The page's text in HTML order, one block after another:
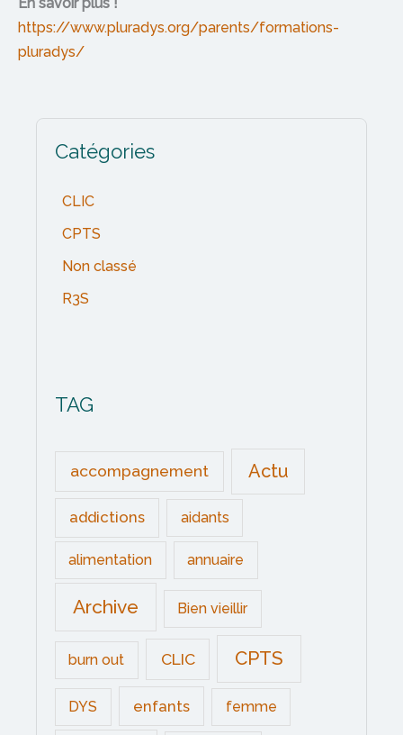
En savoir plus !
https://www.pluradys.org/parents/formations-
pluradys/
Catégories
CLIC
CPTS
Non classé
R3S
TAG
accompagnement Actu
addictions aidants
alimentation annuaire
Archive Bien vieillir
burn out CLIC CPTS
DYS enfants femme